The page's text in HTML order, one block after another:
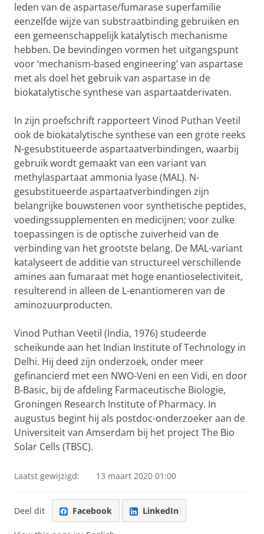
leden van de aspartase/fumarase superfamilie
eenzelfde wijze van substraatbinding gebruiken en
een gemeenschappelijk katalytisch mechanisme
hebben. De bevindingen vormen het uitgangspunt
voor ‘mechanism-based engineering’ van aspartase
met als doel het gebruik van aspartase in de
biokatalytische synthese van aspartaatderivaten.
In zijn proefschrift rapporteert Vinod Puthan Veetil
ook de biokatalytische synthese van een grote reeks
N-gesubstitueerde aspartaatverbindingen, waarbij
gebruik wordt gemaakt van een variant van
methylaspartaat ammonia lyase (MAL). N-
gesubstitueerde aspartaatverbindingen zijn
belangrijke bouwstenen voor synthetische peptides,
voedingssupplementen en medicijnen; voor zulke
toepassingen is de optische zuiverheid van de
verbinding van het grootste belang. De MAL-variant
katalyseert de additie van structureel verschillende
amines aan fumaraat met hoge enantioselectiviteit,
resulterend in alleen de L-enantiomeren van de
aminozuurproducten.
Vinod Puthan Veetil (India, 1976) studeerde
scheikunde aan het Indian Institute of Technology in
Delhi. Hij deed zijn onderzoek, onder meer
gefinancierd met een NWO-Veni en een Vidi, en door
B-Basic, bij de afdeling Farmaceutische Biologie,
Groningen Research Institute of Pharmacy. In
augustus begint hij als postdoc-onderzoeker aan de
Universiteit van Amserdam bij het project The Bio
Solar Cells (TBSC).
Laatst gewijzigd: 13 maart 2020 01:00
Deel dit Facebook LinkedIn